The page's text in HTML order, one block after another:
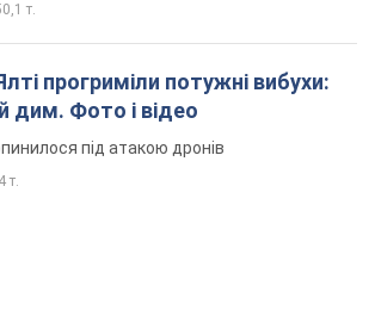
т.
прогриміли потужні вибухи:
дим. Фото і відео
під атакою дронів
т.